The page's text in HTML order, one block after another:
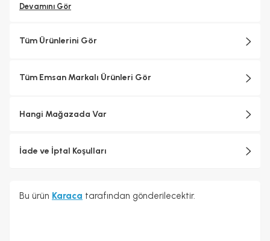
Devamını Gör
Tüm Ürünlerini Gör
Tüm Emsan Markalı Ürünleri Gör
Hangi Mağazada Var
İade ve İptal Koşulları
Bu ürün Karaca tarafından gönderilecektir.